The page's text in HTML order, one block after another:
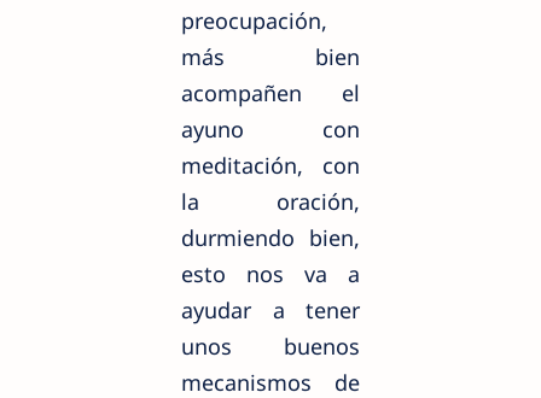
preocupación,
más bien
acompañen el
ayuno con
meditación, con
la oración,
durmiendo bien,
esto nos va a
ayudar a tener
unos buenos
mecanismos de